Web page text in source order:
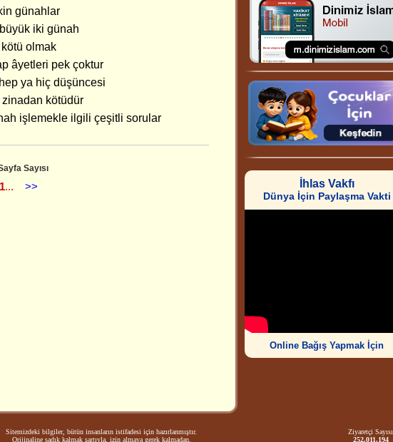
günahlar
iki günah
kötü olmak
âyetleri pek çoktur
ya hiç düşüncesi
zinadan kötüdür
işlemekle ilgili çeşitli sorular
Sayısı
1... >> İhlas Vakfı
Dünya İçin Paylaşma Vakti
Online Bağış Yapmak İçin
Sitemizdeki bilgiler, bütün insanların istifadesi için hazırlanmıştır.
Orijinaline sadık kalmak şartıyla, izin almaya gerek kalmadan,
Ziyaretçi Sayısı
252.011.194